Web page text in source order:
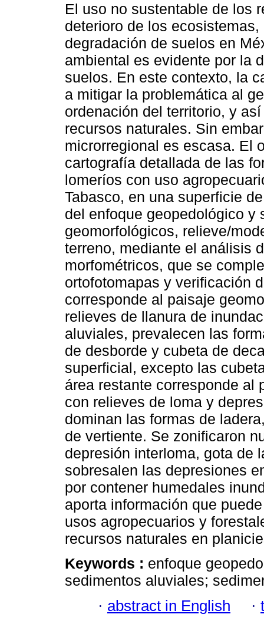
El uso no sustentable de los
deterioro de los
degradación de suelos en
ambiental es evidente por la
suelos. En este contexto, la
a mitigar la problemática al
ordenación del territorio, y
recursos naturales. Sin
microrregional es escasa. El
cartografía detallada de las
lomeríos con uso
Tabasco, en una superficie
del enfoque geopedológico y
geomorfológicos, relieve/
terreno, mediante el análisis
morfométricos, que se
ortofotomapas y verificación
corresponde al paisaje
relieves de llanura de
aluviales, prevalecen las
de desborde y cubeta de
superficial, excepto las
área restante corresponde al
con relieves de loma y
dominan las formas de
de vertiente. Se zonificaron
depresión interloma, gota de
sobresalen las depresiones
por contener humedales
aporta información que
usos agropecuarios y
recursos naturales en
Keywords : enfoque
sedimentos aluviales;
· abstract in English ·